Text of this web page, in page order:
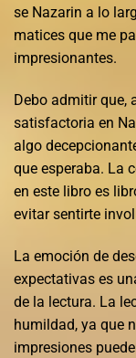
se Nazarin a lo
matices que me
impresionantes.
Debo admitir que,
satisfactoria en
algo
que esperaba. La
en este libro es
evitar sentirte
La emoción de
expectativas es
de la lectura. La
humildad, ya que
impresiones